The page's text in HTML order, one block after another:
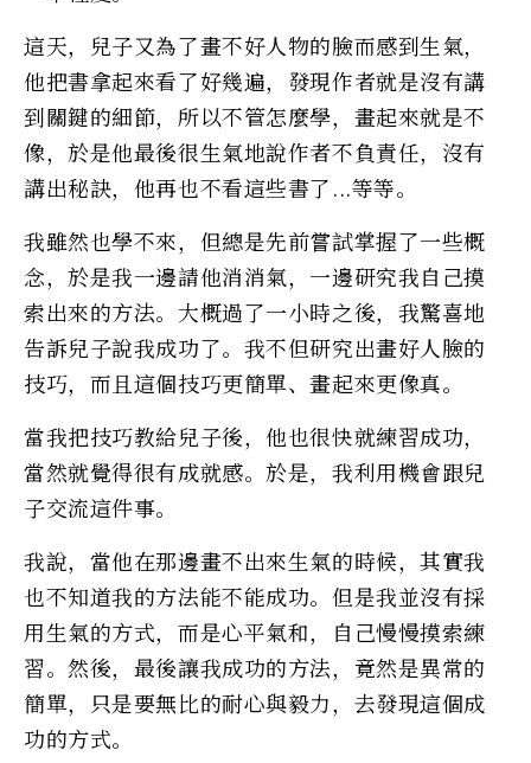
這天，兒子又為了畫不好人物的臉而感到生氣，
他把書拿起來看了好幾遍，發現作者就是沒有講
到關鍵的細節，所以不管怎麼學，畫起來就是不
像，於是他最後很生氣地說作者不負責任，沒有
講出秘訣，他再也不看這些書了...等等。
我雖然也學不來，但總是先前嘗試掌握了一些概
念，於是我一邊請他消消氣，一邊研究我自己摸
索出來的方法。大概過了一小時之後，我驚喜地
告訴兒子說我成功了。我不但研究出畫好人臉的
技巧，而且這個技巧更簡單、畫起來更像真。
當我把技巧教給兒子後，他也很快就練習成功，
當然就覺得很有成就感。於是，我利用機會跟兒
子交流這件事。
我說，當他在那邊畫不出來生氣的時候，其實我
也不知道我的方法能不能成功。但是我並沒有採
用生氣的方式，而是心平氣和，自己慢慢摸索練
習。然後，最後讓我成功的方法，竟然是異常的
簡單，只是要無比的耐心與毅力，去發現這個成
功的方式。